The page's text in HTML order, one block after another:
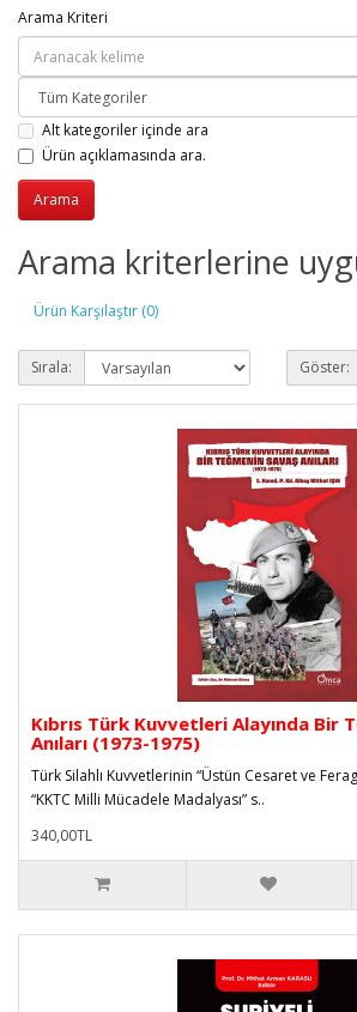
Arama Kriteri
Alt kategoriler içinde ara
Ürün açıklamasında ara.
Arama kriterlerine
Ürün Karşılaştır (0)
Sırala: Göster:
Kıbrıs Türk Kuvvetleri Alayında Bir
Anıları (1973-1975)
Türk Silahlı Kuvvetlerinin “Üstün Cesaret ve
“KKTC Milli Mücadele Madalyası” s..
340,00TL